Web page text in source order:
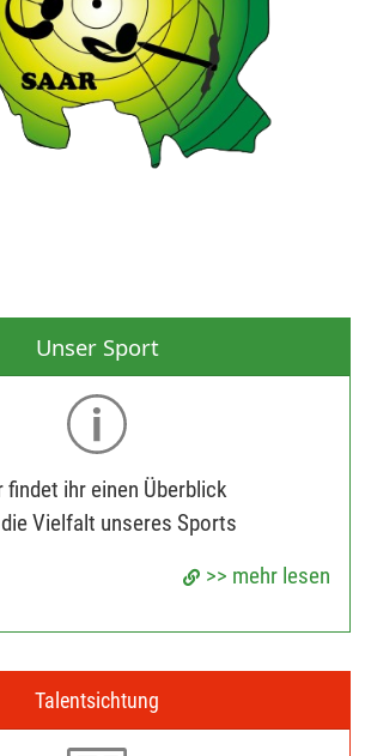
Unser Sport
findet ihr einen Überblick
Vielfalt unseres Sports
>> mehr lesen
Talentsichtung